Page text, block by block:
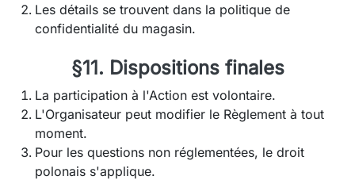
Les détails se trouvent dans la politique de
confidentialité du magasin.
§11. Dispositions finales
La participation à l'Action est volontaire.
L'Organisateur peut modifier le Règlement à tout
moment.
Pour les questions non réglementées, le droit
polonais s'applique.